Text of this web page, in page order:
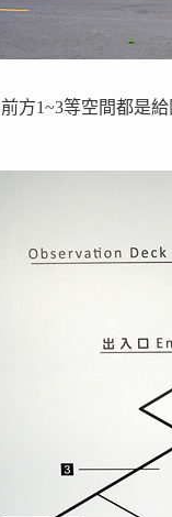
方1~3等空間都是